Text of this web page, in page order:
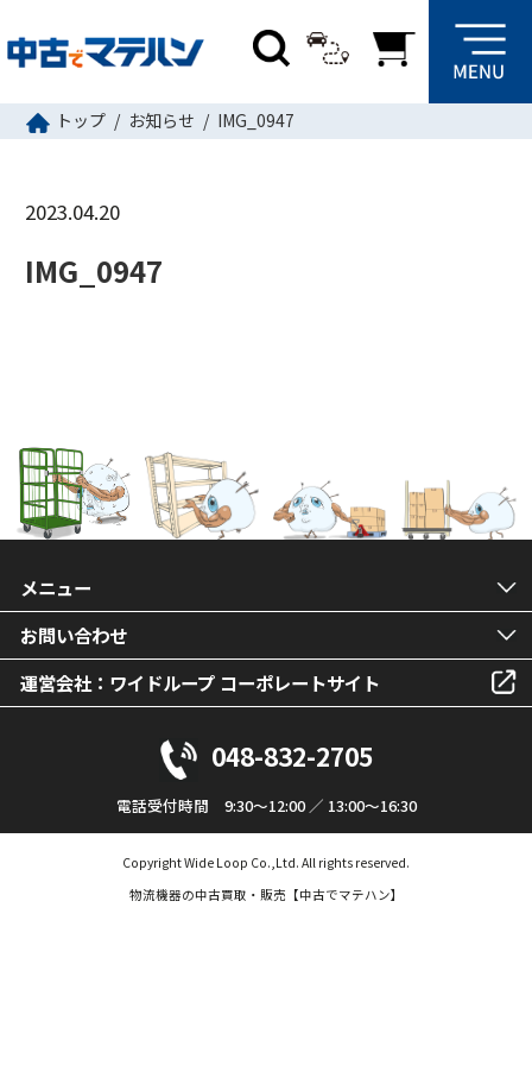
トップ お知らせ IMG_0947
2023.04.20
IMG_0947
メニュー
お問い合わせ
運営会社：ワイドループ コーポレートサイト
048-832-2705
電話受付時間 9:30～12:00 ／ 13:00～16:30
Copyright Wide Loop Co.,Ltd. All rights reserved.
物流機器の中古買取・販売【中古でマテハン】